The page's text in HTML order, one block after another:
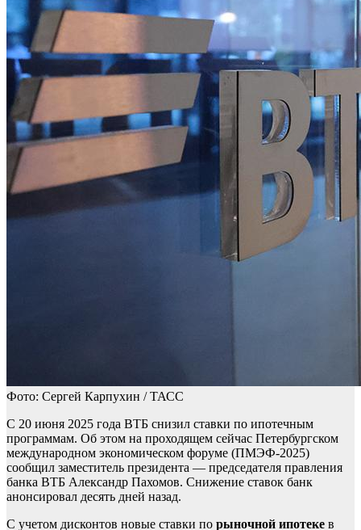
Фото: Сергей Карпухин / ТАСС
С 20 июня 2025 года ВТБ снизил ставки по ипотечным
программам. Об этом на проходящем сейчас Петербургском
международном экономическом форуме (ПМЭФ-2025)
сообщил заместитель президента — председателя правления
банка ВТБ Александр Пахомов. Снижение ставок банк
анонсировал десять дней назад.
С учетом дисконтов новые ставки по рыночной ипотеке в